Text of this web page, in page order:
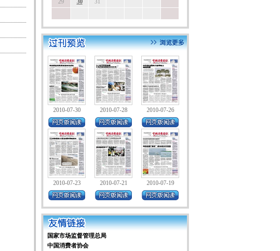
2010-07-30 2010-07-28 2010-07-26
2010-07-23 2010-07-21 2010-07-19
国家市场监督管理总局
中国消费者协会